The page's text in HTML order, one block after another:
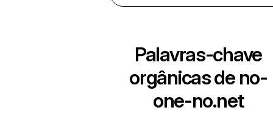
Palavras-chave
orgânicas de no-
one-no.net